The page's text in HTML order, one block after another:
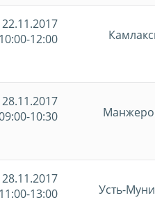
22.11.2017
10:00-12:00
28.11.2017
10:30
28.11.2017
11:00-13:00
Усть-